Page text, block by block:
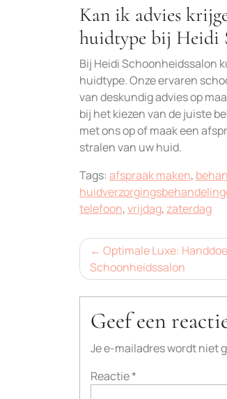
Kan ik advies
huidtype bij Heidi
Bij Heidi Schoonheidssalon
huidtype. Onze ervaren
van deskundig advies op
bij het kiezen van de juiste
met ons op of maak een
stralen van uw huid.
Tags: afspraak maken,
telefoon,vrijdag,zaterdag
Bericht
navigatie
Optimale Luxe:
Schoonheidssalon
Geef een
Je e-mailadres wordt niet
Reactie*